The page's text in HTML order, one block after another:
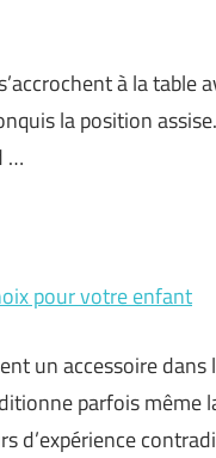
à la table
la position
…
pour votre enfant
un accessoire
parfois même
d’expérience